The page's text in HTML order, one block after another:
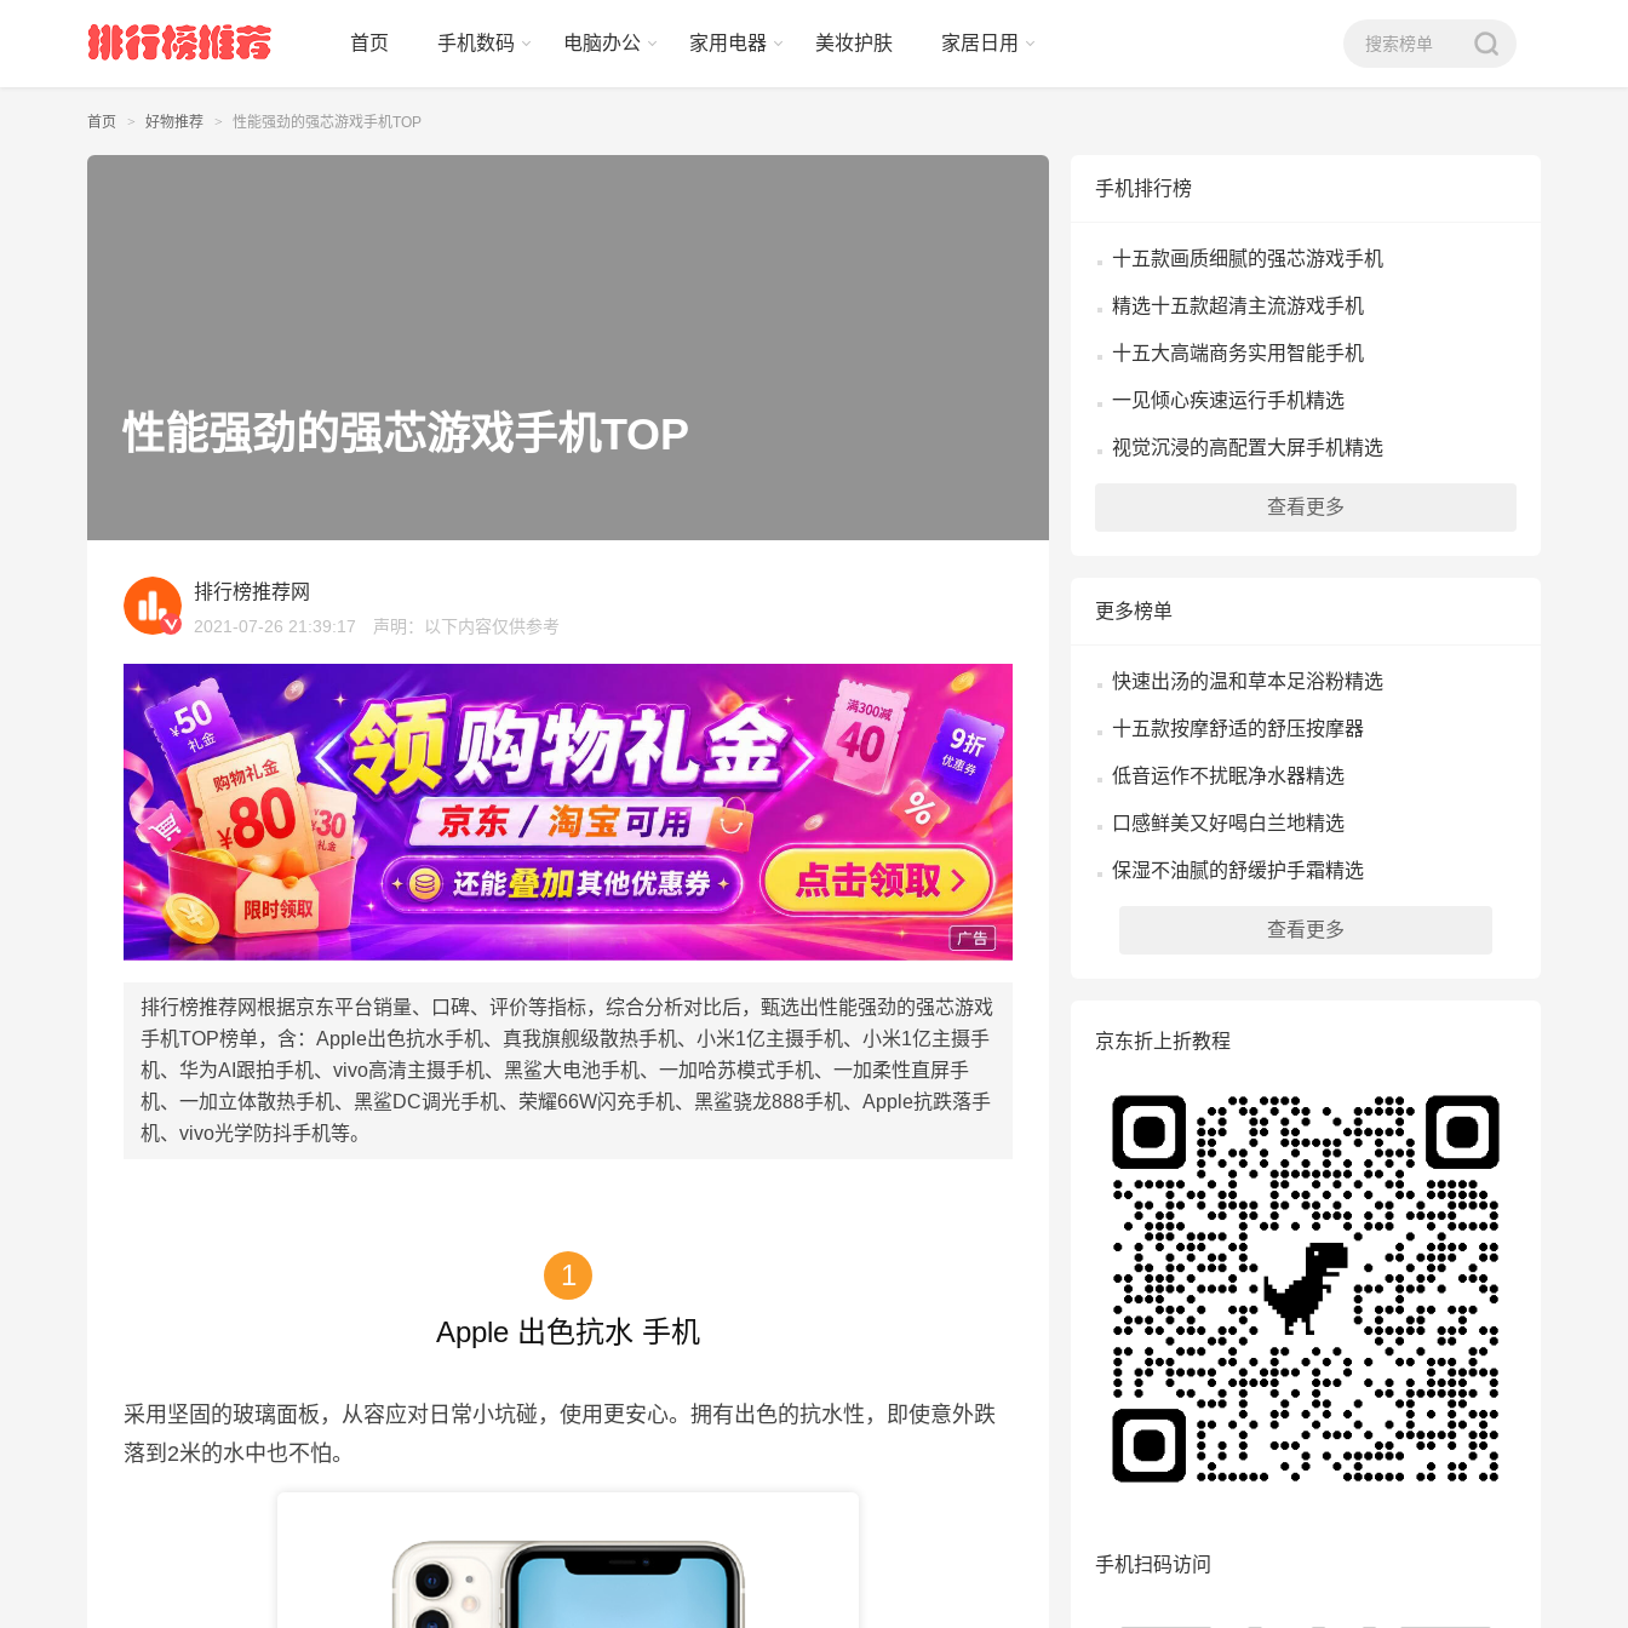
首页 手机数码 电脑办公 家用电器 美妆护肤 家居日用
首页 好物推荐 性能强劲的强芯游戏手机TOP
性能强劲的强芯游戏手机TOP
排行榜推荐网
2021-07-26 21:39:17 声明：以下内容仅供参考
排行榜推荐网根据京东平台销量、口碑、评价等指标，综合分析对比后，甄选出性能强劲的强芯游戏
手机TOP榜单，含：Apple出色抗水手机、真我旗舰级散热手机、小米1亿主摄手机、小米1亿主摄手
机、华为AI跟拍手机、vivo高清主摄手机、黑鲨大电池手机、一加哈苏模式手机、一加柔性直屏手
机、一加立体散热手机、黑鲨DC调光手机、荣耀66W闪充手机、黑鲨骁龙888手机、Apple抗跌落手
机、vivo光学防抖手机等。
1
Apple 出色抗水 手机
采用坚固的玻璃面板，从容应对日常小坑碰，使用更安心。拥有出色的抗水性，即使意外跌
落到2米的水中也不怕。
手机排行榜
十五款画质细腻的强芯游戏手机
精选十五款超清主流游戏手机
十五大高端商务实用智能手机
一见倾心疾速运行手机精选
视觉沉浸的高配置大屏手机精选
查看更多
更多榜单
快速出汤的温和草本足浴粉精选
十五款按摩舒适的舒压按摩器
低音运作不扰眠净水器精选
口感鲜美又好喝白兰地精选
保湿不油腻的舒缓护手霜精选
查看更多
京东折上折教程
手机扫码访问